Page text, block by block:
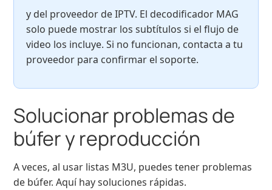
y del proveedor de IPTV. El decodificador MAG
solo puede mostrar los subtítulos si el flujo de
video los incluye. Si no funcionan, contacta a tu
proveedor para confirmar el soporte.
Solucionar problemas de
búfer y reproducción
A veces, al usar listas M3U, puedes tener problemas
de búfer. Aquí hay soluciones rápidas.